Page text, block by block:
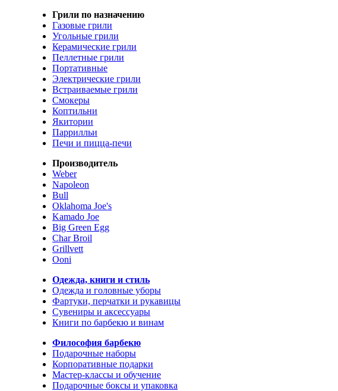
Грили по назначению
Газовые грили
Угольные грили
Керамические грили
Пеллетные грили
Портативные
Электрические грили
Встраиваемые грили
Смокеры
Коптильни
Якитории
Паррилльи
Печи и пицца-печи
Производитель
Weber
Napoleon
Bull
Oklahoma Joe's
Kamado Joe
Big Green Egg
Char Broil
Grillvett
Ooni
Одежда, книги и стиль
Одежда и головные уборы
Фартуки, перчатки и рукавицы
Сувениры и аксессуары
Книги по барбекю и винам
Философия барбекю
Подарочные наборы
Корпоративные подарки
Мастер-классы и обучение
Подарочные боксы и упаковка